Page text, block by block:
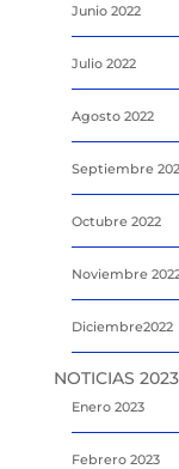
Junio 2022
Julio 2022
Agosto 2022
Septiembre
Octubre 2022
Noviembre
Diciembre2022
NOTICIAS 2023
Enero 2023
Febrero 2023